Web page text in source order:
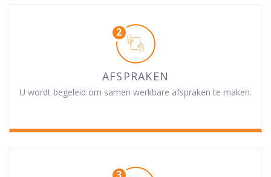
AFSPRAKEN
U wordt begeleid om samen werkbare afspraken te maken.